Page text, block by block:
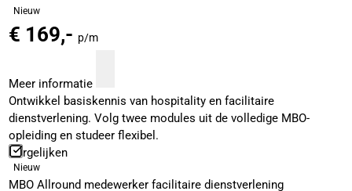
Nieuw
€ 169,- p/m
Meer informatie
Ontwikkel basiskennis van hospitality en facilitaire
dienstverlening. Volg twee modules uit de volledige MBO-
opleiding en studeer flexibel.
Vergelijken
Nieuw
MBO Allround medewerker facilitaire dienstverlening